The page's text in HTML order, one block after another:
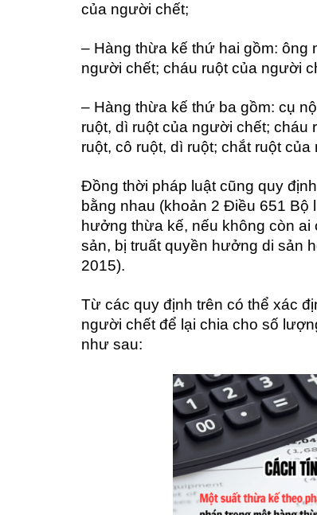
của người chết;
– Hàng thừa kế thứ hai gồm: ông
người chết; cháu ruột của người
– Hàng thừa kế thứ ba gồm: cụ
ruột, dì ruột của người chết; cháu
ruột, cô ruột, dì ruột; chắt ruột
Đồng thời pháp luật cũng quy
bằng nhau (khoản 2 Điều 651
hưởng thừa kế, nếu không còn
sản, bị truất quyền hưởng di sản
2015).
Từ các quy định trên có thể xác
người chết để lại chia cho số
như sau: